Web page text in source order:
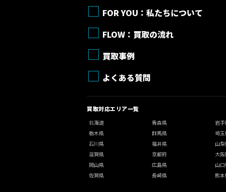
FOR YOU：私たちについて
FLOW：買取の流れ
買取事例
よくある質問
買取対応エリア一覧
北海道 青森県
岩
栃木県
群馬県
埼
石川県
福井県
山
滋賀県
京都府
大
岡山県
広島県
山
佐賀県
長崎県 熊